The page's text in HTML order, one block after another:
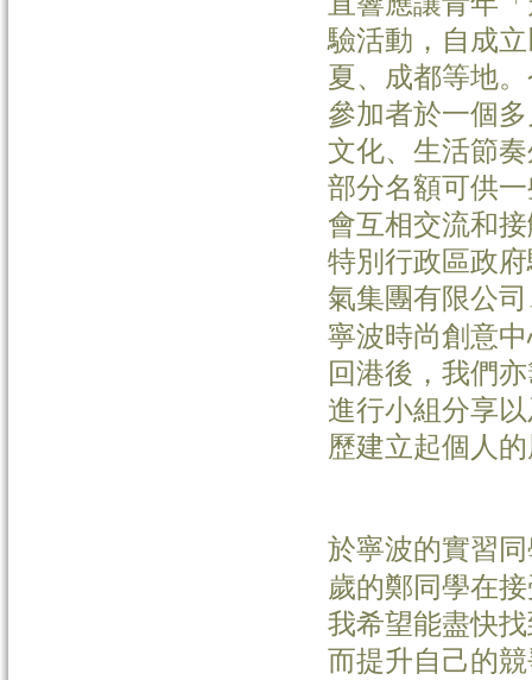
驗活動，自成
夏、成都等地
參加者於一個
文化、生活節
部分名額可供
會互相交流和
特別行政區政
氣集團有限公
寧波時尚創意
回港後，我們
進行小組分享
歷建立起個人
於寧波的實習
歲的鄭同學在
我希望能盡快
而提升自己的